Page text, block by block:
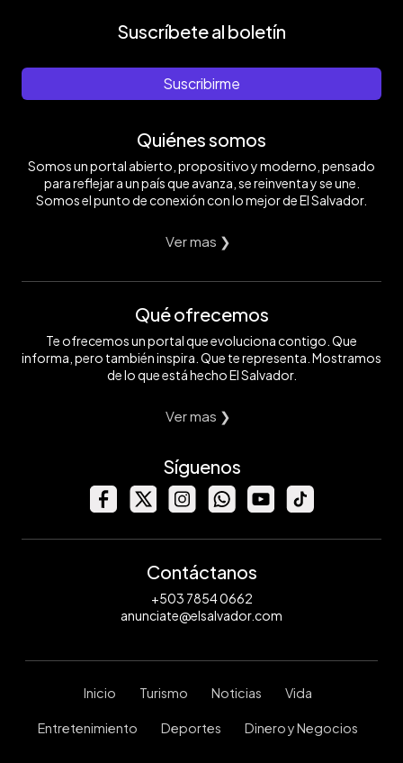
Suscríbete al boletín
Suscribirme
Quiénes somos
Somos un portal abierto, propositivo y moderno, pensado
para reflejar a un país que avanza, se reinventa y se une.
Somos el punto de conexión con lo mejor de El Salvador.
Ver mas ❯
Qué ofrecemos
Te ofrecemos un portal que evoluciona contigo. Que
informa, pero también inspira. Que te representa. Mostramos
de lo que está hecho El Salvador.
Ver mas ❯
Síguenos
Contáctanos
+503 7854 0662
anunciate@elsalvador.com
Inicio Turismo Noticias Vida
Entretenimiento Deportes Dinero y Negocios